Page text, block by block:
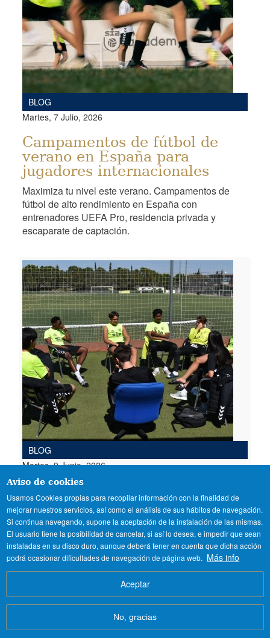
BLOG
Martes, 7 Julio, 2026
Campamentos de fútbol de
verano en España para
jugadores internacionales
Maximiza tu nivel este verano. Campamentos de
fútbol de alto rendimiento en España con
entrenadores UEFA Pro, residencia privada y
escaparate de captación.
BLOG
Martes, 9 Junio, 2026
Pruebas de futbol para
futbolistas internacionales en
verano
Consigue tu oportunidad en España.Pruebas de
fútbol en veranopara jugadores internacionales
con entrenamiento UEFA Pro, residencia segura y
Aviso de cookies
Usamos Cookies propias para recopilar información con la finalidad de
mejorar nuestros servicios, así como el análisis de sus hábitos de navegación.
Si continua navegando, supone la aceptación de la instalación de las mismas.
El usuario tiene la posibilidad de cancelar, si así lo desea, e impedir que sean
instaladas en su disco duro, aunque deberá tener en cuenta que dicha acción
podrá ocasionar dificultades de navegación de página web. Más info
Aceptar
No, gracias